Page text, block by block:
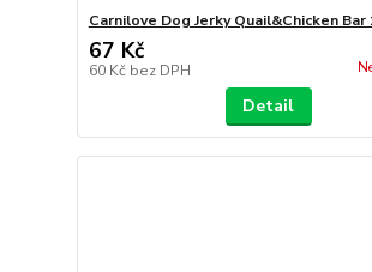
Carnilove Dog Jerky Quail&Chicken Bar
67 Kč
60 Kč bez DPH
Detail